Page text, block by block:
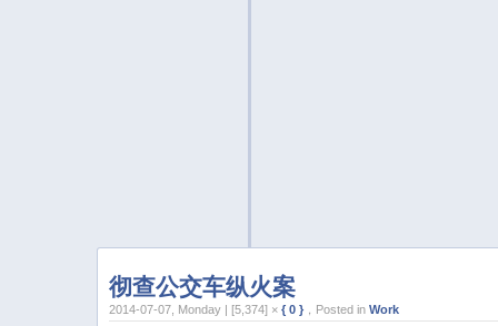
彻查公交车纵火案
2014-07-07, Monday | [5,374] ×{ 0 } ，Posted inWork